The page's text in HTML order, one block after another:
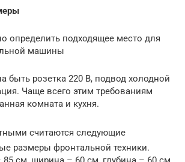
определить подходящее место для
машины
быть розетка 220 В, подвод холодной
Чаще всего этим требованиям
комната и кухня.
считаются следующие
размеры фронтальной техники.